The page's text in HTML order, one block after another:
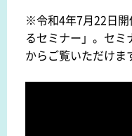
※令和4年7月22日開
るセミナー」。セミ
からご覧いただけま